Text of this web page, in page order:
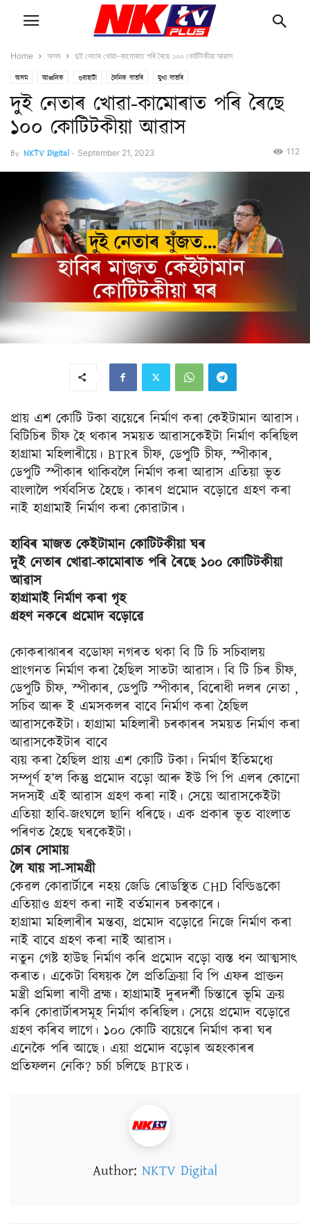
Home অসম দুই নেতাৰ খোৱা-কামোৰাত পৰি ৰৈছে ১০০ কোটিটকীয়া আৱাস
অসম আঞ্চলিক গুৱাহাটী দৈনিক বাতৰি মুখ্য বাতৰি
দুই নেতাৰ খোৱা-কামোৰাত পৰি ৰৈছে
১০০ কোটিটকীয়া আৱাস
By NKTV Digital- September 21, 2023 112
প্ৰায় এশ কোটি টকা ব্যয়েৰে নিৰ্মাণ কৰা কেইটামান আৱাস।
বিটিচিৰ চীফ হৈ থকাৰ সময়ত আৱাসকেইটা নিৰ্মাণ কৰিছিল
হাগ্ৰামা মহিলাৰীয়ে। BTRৰ চীফ, ডেপুটি চীফ, স্পীকাৰ,
ডেপুটি স্পীকাৰ থাকিবলৈ নিৰ্মাণ কৰা আৱাস এতিয়া ভূত
বাংলালৈ পৰ্যবসিত হৈছে। কাৰণ প্ৰমোদ বড়োৱে গ্ৰহণ কৰা
নাই হাগ্ৰামাই নিৰ্মাণ কৰা কোৱাটাৰ।
হাবিৰ মাজত কেইটামান কোটিটকীয়া ঘৰ
দুই নেতাৰ খোৱা-কামোৰাত পৰি ৰৈছে ১০০ কোটিটকীয়া
আৱাস
হাগ্ৰামাই নিৰ্মাণ কৰা গৃহ
গ্ৰহণ নকৰে প্ৰমোদ বড়োৱে
কোকৰাঝাৰৰ বডোফা নগৰত থকা বি টি চি সচিবালয়
প্ৰাংগনত নিৰ্মাণ কৰা হৈছিল সাতটা আৱাস। বি টি চিৰ চীফ,
ডেপুটি চীফ, স্পীকাৰ, ডেপুটি স্পীকাৰ, বিৰোধী দলৰ নেতা ,
সচিব আৰু ই এমসকলৰ বাবে নিৰ্মাণ কৰা হৈছিল
আৱাসকেইটা। হাগ্ৰামা মহিলাৰী চৰকাৰৰ সময়ত নিৰ্মাণ কৰা
আৱাসকেইটাৰ বাবে
ব্যয় কৰা হৈছিল প্ৰায় এশ কোটি টকা। নিৰ্মাণ ইতিমধ্যে
সম্পূৰ্ণ হ’ল কিন্তু প্ৰমোদ বড়ো আৰু ইউ পি পি এলৰ কোনো
সদস্যই এই আৱাস গ্ৰহণ কৰা নাই। সেয়ে আৱাসকেইটা
এতিয়া হাবি-জংঘলে ছানি ধৰিছে। এক প্ৰকাৰ ভূত বাংলাত
পৰিণত হৈছে ঘৰকেইটা।
চোৰ সোমায়
লৈ যায় সা-সামগ্ৰী
কেৱল কোৱাৰ্টাৰে নহয় জেডি ৰোডস্থিত CHD বিল্ডিঙকো
এতিয়াও গ্ৰহণ কৰা নাই বৰ্তমানৰ চৰকাৰে।
হাগ্ৰামা মহিলাৰীৰ মন্তব্য, প্ৰমোদ বড়োৱে নিজে নিৰ্মাণ কৰা
নাই বাবে গ্ৰহণ কৰা নাই আৱাস।
নতুন গেষ্ট হাউছ নিৰ্মাণ কৰি প্ৰমোদ বড়ো ব্যস্ত ধন আত্মসাৎ
কৰাত। একেটা বিষয়ক লৈ প্ৰতিক্ৰিয়া বি পি এফৰ প্ৰাক্তন
মন্ত্ৰী প্ৰমিলা ৰাণী ব্ৰহ্ম। হাগ্ৰামাই দুৰদৰ্শী চিন্তাৰে ভূমি ক্ৰয়
কৰি কোৱাৰ্টাৰসমূহ নিৰ্মাণ কৰিছিল। সেয়ে প্ৰমোদ বড়োৱে
গ্ৰহণ কৰিব লাগে। ১০০ কোটি ব্যয়েৰে নিৰ্মাণ কৰা ঘৰ
এনেকৈ পৰি আছে। এয়া প্ৰমোদ বড়োৰ অহংকাৰৰ
প্ৰতিফলন নেকি? চৰ্চা চলিছে BTRত।
Author: NKTV Digital